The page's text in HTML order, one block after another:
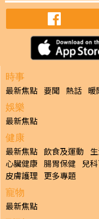
時事
最新焦點 要聞 熱話 暖
娛樂
最新焦點
健康
最新焦點 飲食及運動
心臟健康 腸胃保健 兒
皮膚護理 更多專題
寵物
最新焦點